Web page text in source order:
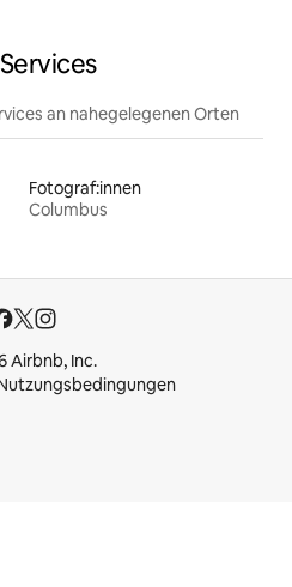
an nahegelegenen Orten
Fotograf:innen
Columbus
Airbnb, Inc.